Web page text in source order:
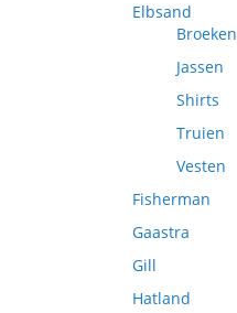
Elbsand
Broeken
Jassen
Shirts
Truien
Vesten
Fisherman
Gaastra
Gill
Hatland